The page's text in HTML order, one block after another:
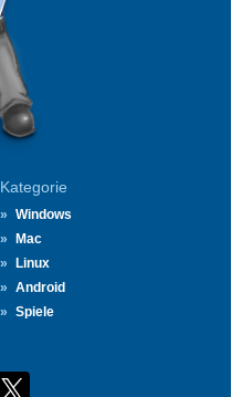
Kategorie
Windows
Mac
Linux
Android
Spiele